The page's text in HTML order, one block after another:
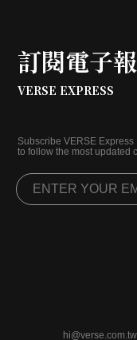
訂閱電子報
VERSE EXPRESS
Subscribe VERSE Express
to follow the most updated
hi@verse.com.tw